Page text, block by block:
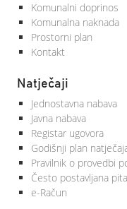
Komunalni doprinos
Komunalna naknada
Prostorni plan
Kontakt
Natječaji
Jednostavna nabava
Javna nabava
Registar ugovora
Godišnji plan
Pravilnik o provedbi
Često postavljana
e-Račun